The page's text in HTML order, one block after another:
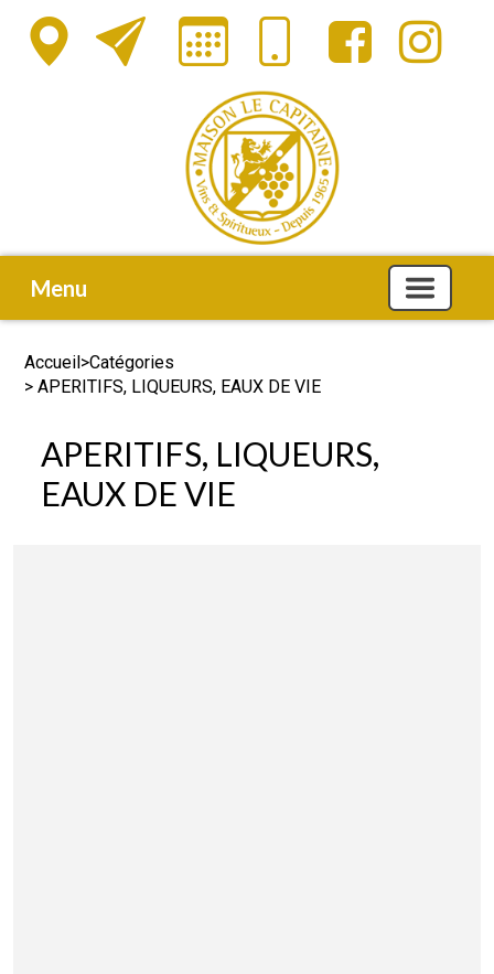
Menu
Accueil>Catégories
> APERITIFS, LIQUEURS, EAUX DE VIE
APERITIFS, LIQUEURS,
EAUX DE VIE